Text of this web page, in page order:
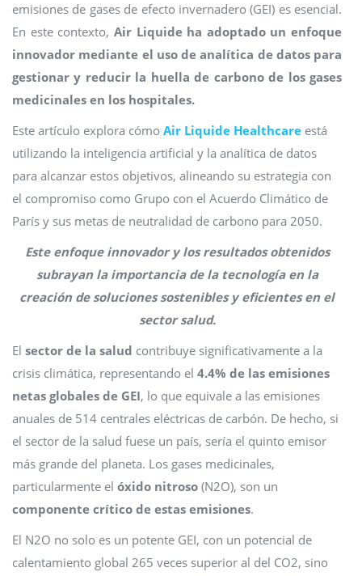
emisiones de gases de efecto invernadero (GEI) es esencial.
En este contexto, Air Liquide ha adoptado un enfoque
innovador mediante el uso de analítica de datos para
gestionar y reducir la huella de carbono de los gases
medicinales en los hospitales.
Este artículo explora cómo Air Liquide Healthcare está
utilizando la inteligencia artificial y la analítica de datos
para alcanzar estos objetivos, alineando su estrategia con
el compromiso como Grupo con el Acuerdo Climático de
París y sus metas de neutralidad de carbono para 2050.
Este enfoque innovador y los resultados obtenidos
subrayan la importancia de la tecnología en la
creación de soluciones sostenibles y eficientes en el
sector salud.
El sector de la salud contribuye significativamente a la
crisis climática, representando el 4.4% de las emisiones
netas globales de GEI, lo que equivale a las emisiones
anuales de 514 centrales eléctricas de carbón. De hecho, si
el sector de la salud fuese un país, sería el quinto emisor
más grande del planeta. Los gases medicinales,
particularmente el óxido nitroso (N2O), son un
componente crítico de estas emisiones.
El N2O no solo es un potente GEI, con un potencial de
calentamiento global 265 veces superior al del CO2, sino